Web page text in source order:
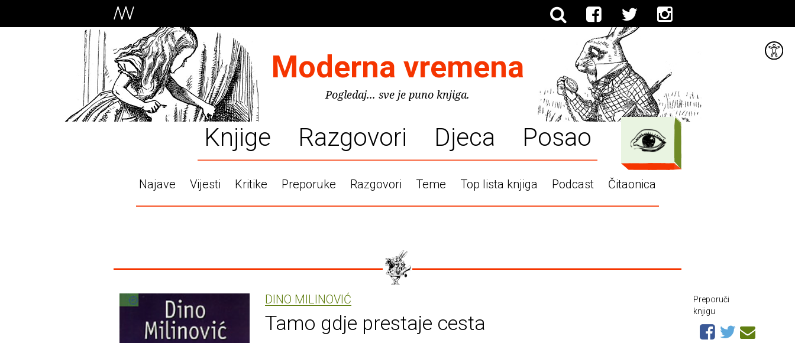
Moderna vremena
Pogledaj... sve je puno knjiga.
Knjige Razgovori Djeca Posao
Najave Vijesti Kritike Preporuke Razgovori Teme Top lista knjiga Podcast Čitaonica
DINO MILINOVIĆ
Tamo gdje prestaje cesta
Preporuči
knjigu